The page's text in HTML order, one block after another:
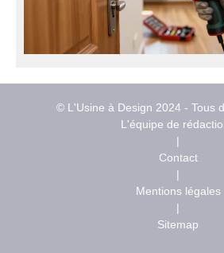
© L'Usine à Design 2024 - Tous
L'équipe de
|
Contact
|
Mentions légales
|
Sitemap